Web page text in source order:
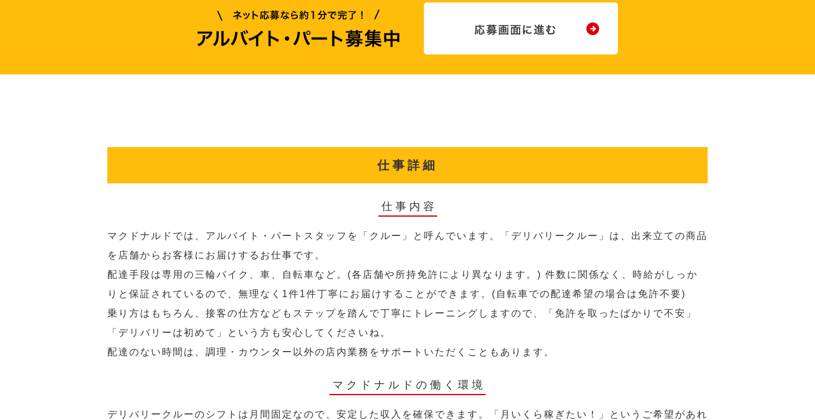
仕事詳細
仕事内容
マクドナルドでは、アルバイト・パートスタッフを「クルー」と呼んでいます。「デリバリークルー」は、出来立ての商品
を店舗からお客様にお届けするお仕事です。
配達手段は専用の三輪バイク、車、自転車など。(各店舗や所持免許により異なります。) 件数に関係なく、時給がしっか
りと保証されているので、無理なく1件1件丁寧にお届けすることができます。(自転車での配達希望の場合は免許不要)
乗り方はもちろん、接客の仕方などもステップを踏んで丁寧にトレーニングしますので、「免許を取ったばかりで不安」
「デリバリーは初めて」という方も安心してくださいね。
配達のない時間は、調理・カウンター以外の店内業務をサポートいただくこともあります。
マクドナルドの働く環境
デリバリークルーのシフトは月間固定なので、安定した収入を確保できます。「月いくら稼ぎたい！」というご希望があれ